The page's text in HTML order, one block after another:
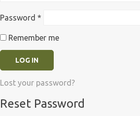
Password *
Remember me
Lost your password?
Reset Password